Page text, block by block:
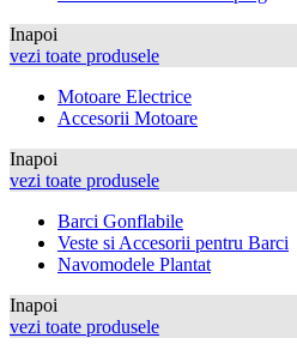
Inapoi
vezi toate produsele
Motoare Electrice
Accesorii Motoare
Inapoi
vezi toate produsele
Barci Gonflabile
Veste si Accesorii pentru Barci
Navomodele Plantat
Inapoi
vezi toate produsele